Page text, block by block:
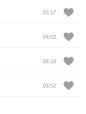
03:17
04:02
04:18
03:52